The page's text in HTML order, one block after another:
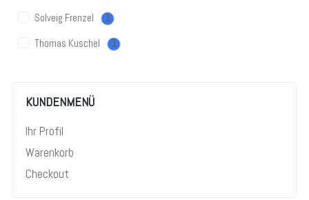
Solveig Frenzel 1
Thomas Kuschel 1
KUNDENMENÜ
Ihr Profil
Warenkorb
Checkout